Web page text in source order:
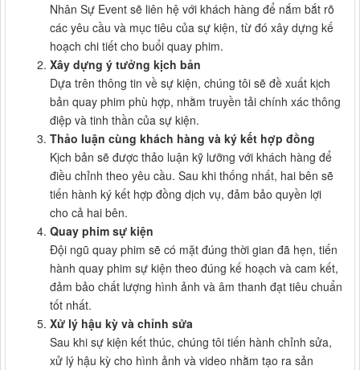
Nhân Sự Event sẽ liên hệ với khách hàng để nắm bắt rõ
các yêu cầu và mục tiêu của sự kiện, từ đó xây dựng kế
hoạch chi tiết cho buổi quay phim.
Xây dựng ý tưởng kịch bản
Dựa trên thông tin về sự kiện, chúng tôi sẽ đề xuất kịch
bản quay phim phù hợp, nhằm truyền tải chính xác thông
điệp và tinh thần của sự kiện.
Thảo luận cùng khách hàng và ký kết hợp đồng
Kịch bản sẽ được thảo luận kỹ lưỡng với khách hàng để
điều chỉnh theo yêu cầu. Sau khi thống nhất, hai bên sẽ
tiến hành ký kết hợp đồng dịch vụ, đảm bảo quyền lợi
cho cả hai bên.
Quay phim sự kiện
Đội ngũ quay phim sẽ có mặt đúng thời gian đã hẹn, tiến
hành quay phim sự kiện theo đúng kế hoạch và cam kết,
đảm bảo chất lượng hình ảnh và âm thanh đạt tiêu chuẩn
tốt nhất.
Xử lý hậu kỳ và chỉnh sửa
Sau khi sự kiện kết thúc, chúng tôi tiến hành chỉnh sửa,
xử lý hậu kỳ cho hình ảnh và video nhằm tạo ra sản